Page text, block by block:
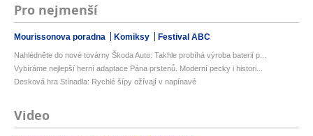
Pro nejmenší
Mourissonova poradna Komiksy Festival ABC
Nahlédněte do nové továrny Škoda Auto: Takhle probíhá výroba baterií p...
Vybíráme nejlepší herní adaptace Pána prstenů. Moderní pecky i histori...
Desková hra Stínadla: Rychlé šípy ožívají v napínavé
Video